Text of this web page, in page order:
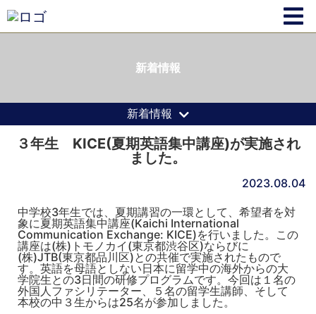
新着情報
新着情報
３年生 KICE(夏期英語集中講座)が実施され
ました。
2023.08.04
中学校3年生では、夏期講習の一環として、 希望者を対
象に夏期英語集中講座(Kaichi International
Communication Exchange: KICE)を行いました。この
講座は(株)トモノカイ(東京都渋谷区)ならびに
(株)JTB(東京都品川区)との共催で実施されたもので
す。 英語を母語としない日本に留学中の海外からの大
学院生との3日間の研修プログラムです。今回は１名の
外国人ファシリテーター、
５名の留学生講師、 そして
本校の中３生からは25名が参加しました。